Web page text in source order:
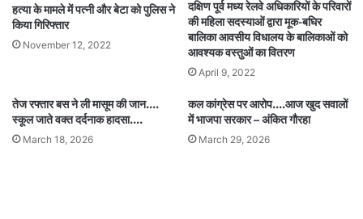
हत्या के मामले में पत्नी और बेटा को पुलिस ने
किया गिरिफ्तार
November 12, 2022
दक्षिण पूर्व मध्य रेलवे अधिकारियों के परिवारों
की महिला सदस्याओं द्वारा मूक-बघिर
बालिका आवसीय विधालय के बालिकाओं को
आवश्यक वस्तुओं का वितरण
April 9, 2022
तेज रफ्तार बस ने ली मासूम की जान….
स्कूल जाते वक्त दर्दनाक हादसा….
March 18, 2026
कल कांग्रेस पर आरोप….आज खुद सवालों
में भाजपा सरकार – अंकित गौरहा
March 29, 2026